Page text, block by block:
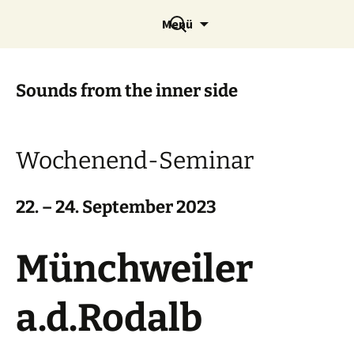
springen
Trommelpalast Mannheim e.
V.
Menü
Suchen
nach:
Sounds from the inner side
Wochenend-Seminar
22. – 24. September 2023
Münchweiler
a.d.Rodalb